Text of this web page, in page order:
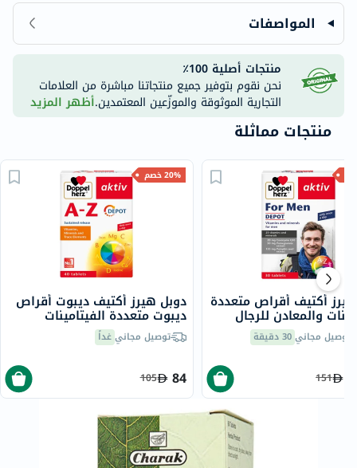
المواصفات
منتجات أصلية 100٪
نحن نقوم بتوفير جميع منتجاتنا مباشرة من العلامات
التجارية الموثوقة والموزّعين المعتمدين.أظهر المزيد
منتجات مماثلة
20% خصم
دوبل هيرز أكتيف ديبوت أقراص
ديبوت متعددة الفيتامينات
والمعادن للبالغين، حزمه من 40
توصيل مجاني غداً
84
105
أكتيف أقراص متعددة
والمعادن للرجال
30
توصيل مجاني30 دقيقة
151